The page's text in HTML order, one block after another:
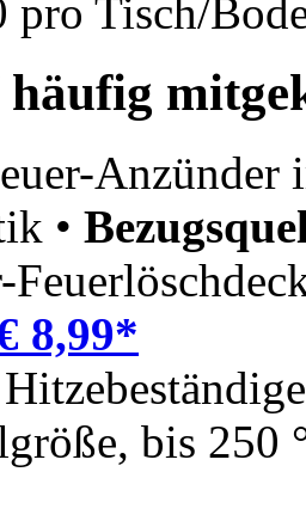
pro Tisch/
häufig
•
8,99*
bis 250